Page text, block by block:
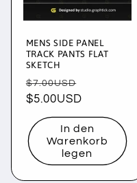
MENS SIDE PANEL
TRACK PANTS FLAT
SKETCH
Normaler
Preis
$7.00USD
$5.00USD
In den
Warenkorb
legen